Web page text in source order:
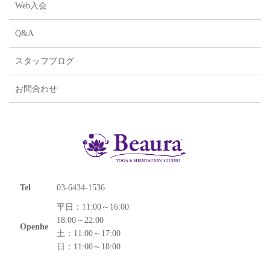
Web入会
Q&A
スタッフブログ
お問合わせ
Tel 03-6434-1536
Openhe
平日：11:00～16:00
18:00～22:00
土：11:00～17:00
日：11:00～18:00